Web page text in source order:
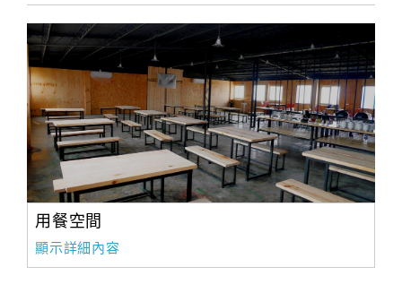
用餐空間
顯示詳細內容